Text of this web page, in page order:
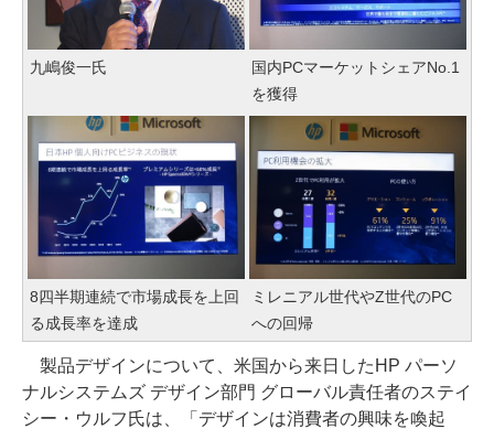
九嶋俊一氏
国内PCマーケットシェアNo.1
を獲得
8四半期連続で市場成長を上回
る成長率を達成
ミレニアル世代やZ世代のPC
への回帰
製品デザインについて、米国から来日したHP パーソ
ナルシステムズ デザイン部門 グローバル責任者のステイ
シー・ウルフ氏は、「デザインは消費者の興味を喚起